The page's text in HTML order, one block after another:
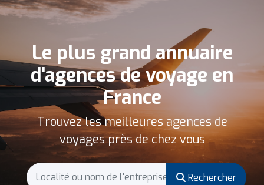
Le plus grand annuaire
d'agences de voyage en
France
Trouvez les meilleures agences de
voyages près de chez vous
Rechercher